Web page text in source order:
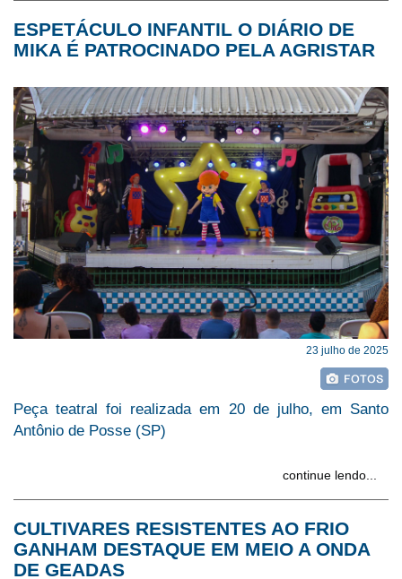
ESPETÁCULO INFANTIL O DIÁRIO DE
MIKA É PATROCINADO PELA AGRISTAR
23 julho de 2025
Peça teatral foi realizada em 20 de julho, em Santo
Antônio de Posse (SP)
continue lendo...
CULTIVARES RESISTENTES AO FRIO
GANHAM DESTAQUE EM MEIO A ONDA
DE GEADAS